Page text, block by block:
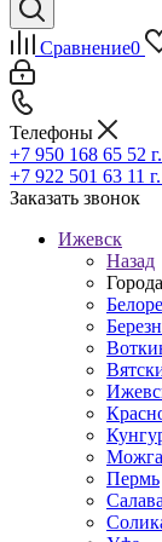
Сравнение0
Телефоны
+7 950 168 65 52
+7 922 501 63 11
Заказать звонок
Ижевск
Назад
Города
Можга
Пермь